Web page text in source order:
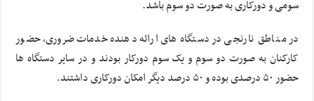
سومی و دورکاری به صورت دو سوم باشد.
در مناطق نارنجی در دستگاه های ارائه دهنده خدمات ضروری، حضور
کارکنان به صورت دو سوم و یک سوم دورکار بودند و در سایر دستگاه ها
حضور ۵۰ درصدی بوده و ۵۰ درصد دیگر امکان دورکاری داشتند.